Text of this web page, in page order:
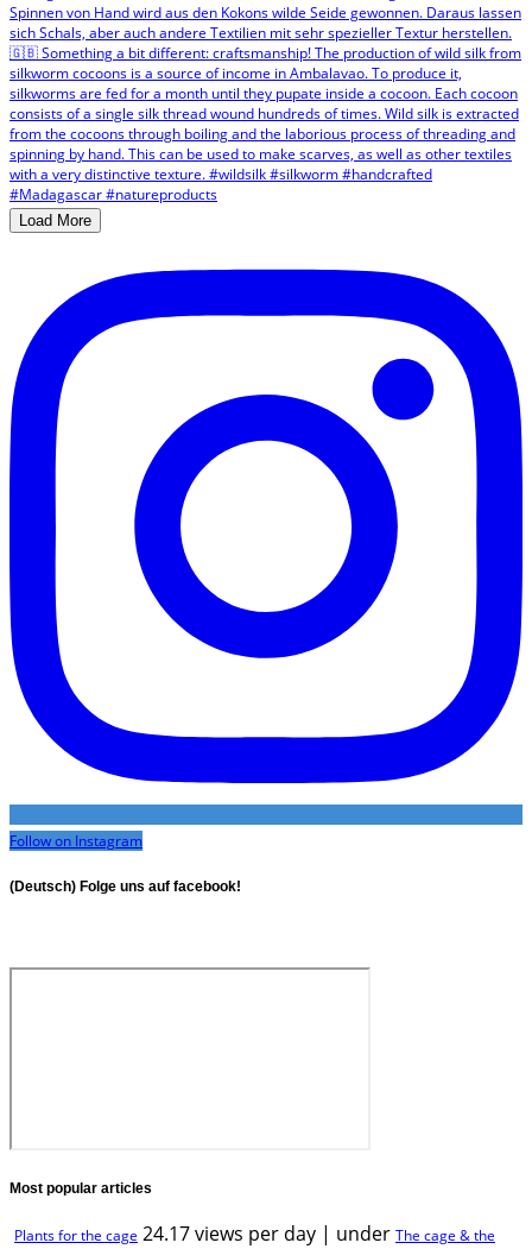
Load More
Follow on Instagram
(Deutsch) Folge uns auf facebook!
Most popular articles
Plants for the cage 24.17 views per day | under The cage & the